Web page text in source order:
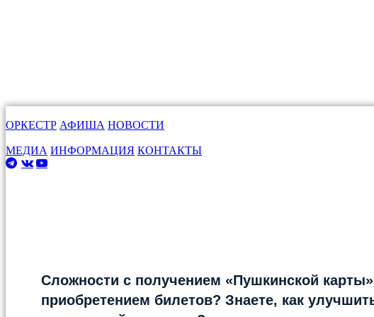
ОРКЕСТР АФИША НОВОСТИ
МЕДИА ИНФОРМАЦИЯ КОНТАКТЫ
Сложности с получением «Пушкинской
приобретением билетов? Знаете, как